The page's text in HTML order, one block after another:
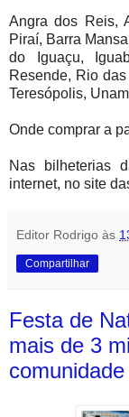
Angra dos Reis,
Piraí, Barra
do Iguaçu,
Resende, Rio
Teresópolis,
Onde comprar a
Nas bilheterias
internet, no site
Editor Rodrigo às
Compartilhar
Festa de
mais de 3
comunidade